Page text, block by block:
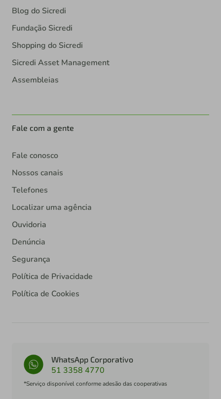
Blog do Sicredi
Fundação Sicredi
Shopping do Sicredi
Sicredi Asset Management
Assembleias
Fale com a gente
Fale conosco
Nossos canais
Telefones
Localizar uma agência
Ouvidoria
Denúncia
Segurança
Política de Privacidade
Política de Cookies
WhatsApp Corporativo
51 3358 4770
*Serviço disponível conforme adesão das cooperativas